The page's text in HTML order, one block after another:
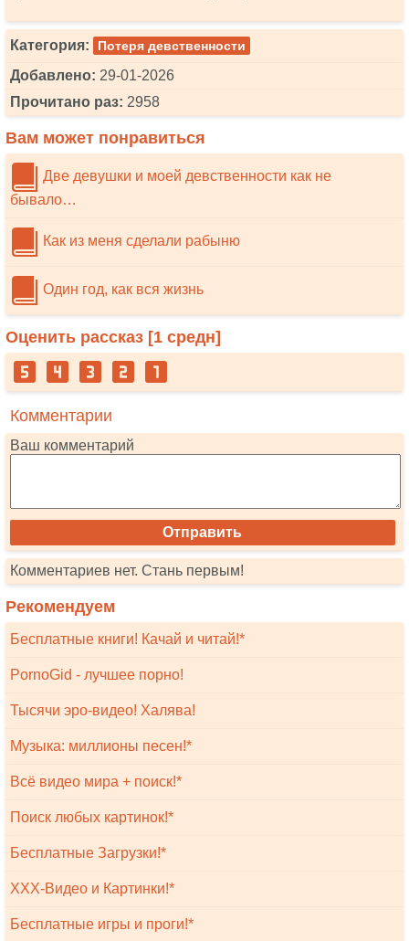
Категория: Потеря девственности
Добавлено: 29-01-2026
Прочитано раз: 2958
Вам может понравиться
Две девушки и моей девственности как не
бывало…
Как из меня сделали рабыню
Один год, как вся жизнь
Оценить рассказ [1 средн]
Комментарии
Ваш комментарий
Комментариев нет. Стань первым!
Рекомендуем
Бесплатные книги! Качай и читай!*
PornoGid - лучшее порно!
Тысячи эро-видео! Халява!
Музыка: миллионы песен!*
Всё видео мира + поиск!*
Поиск любых картинок!*
Бесплатные Загрузки!*
XXX-Видео и Картинки!*
Бесплатные игры и проги!*